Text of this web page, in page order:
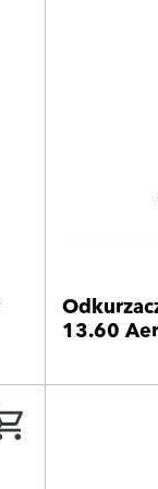
13.60